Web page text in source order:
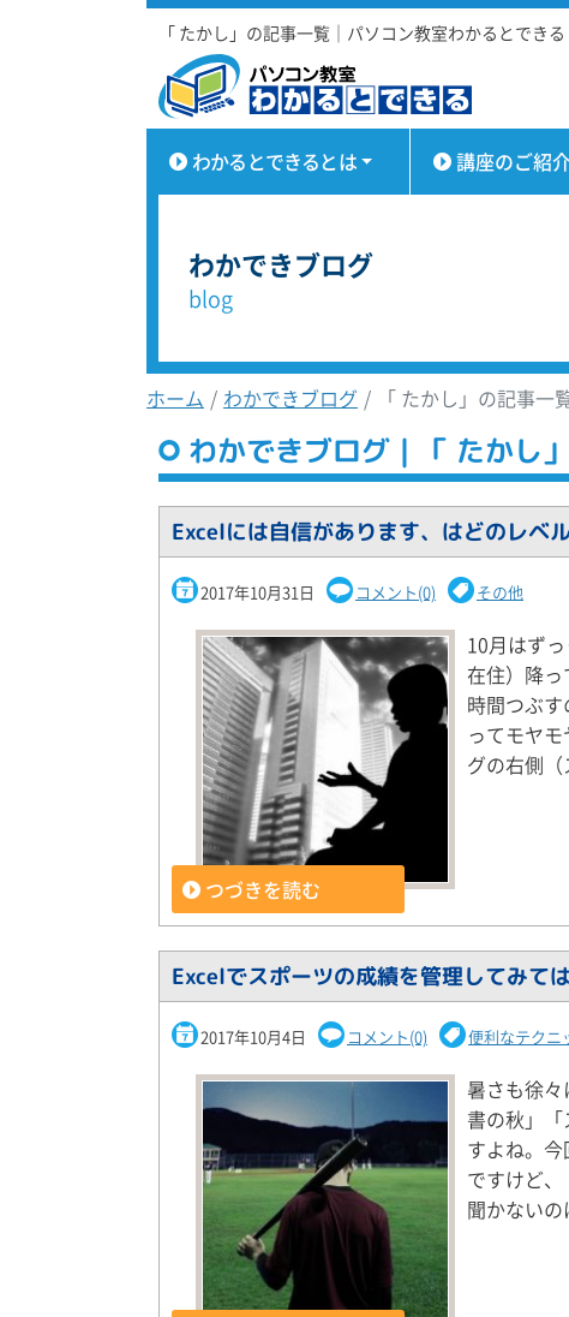
「 たかし」の記事一覧｜パソコン教室わかるとできる
わかるとできるとは 講座のご紹
わかできブログ
blog
ホーム わかできブログ 「 たかし」の記事一
わかできブログ｜「 たかし
Excelには自信があります、はどのレベ
2017年10月31日 コメント(0) その他
10月はず
在住）降
時間つぶ
ってモヤ
グの右側（
つづきを読む
Excelでスポーツの成績を管理してみて
2017年10月4日 コメント(0) 便利なテクニ
暑さも徐
書の秋」
すよね。
ですけど
聞かない